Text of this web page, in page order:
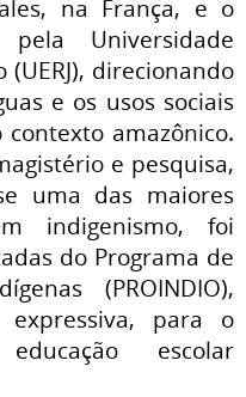
na França, e o
Universidade
(UERJ), direcionando
e os usos sociais
amazônico.
e pesquisa,
uma das maiores
indigenismo, foi
do Programa de
(PROINDIO),
para o
escolar